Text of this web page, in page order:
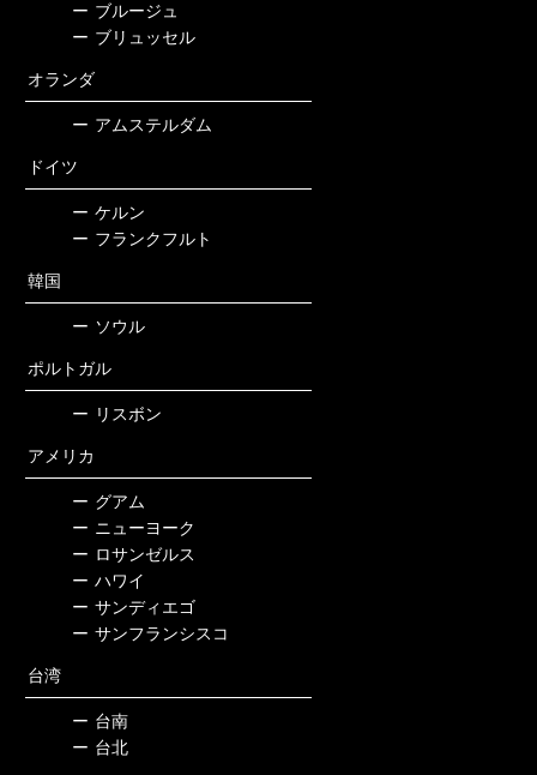
ー ブルージュ
ー ブリュッセル
オランダ
ー アムステルダム
ドイツ
ー ケルン
ー フランクフルト
韓国
ー ソウル
ポルトガル
ー リスボン
アメリカ
ー グアム
ー ニューヨーク
ー ロサンゼルス
ー ハワイ
ー サンディエゴ
ー サンフランシスコ
台湾
ー 台南
ー 台北